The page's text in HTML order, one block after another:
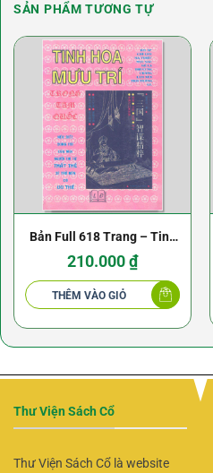
SẢN PHẨM TƯƠNG TỰ
Bản Full 618 Trang – Tinh
Hoa Mưu Trí Trong Tam
Quốc – NXB Lao Động
210.000₫
THÊM VÀO GIỎ
Thư Viện Sách Cổ
Thư Viện Sách Cổ là website